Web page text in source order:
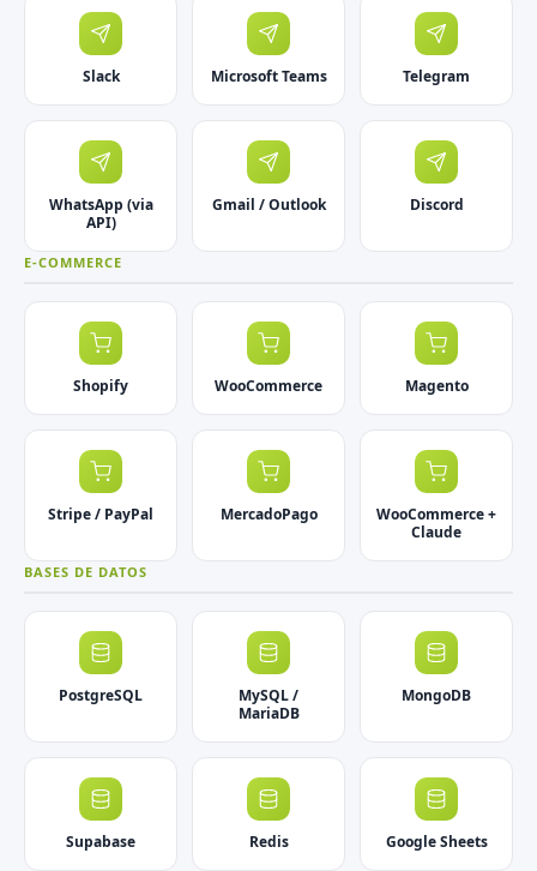
Slack Microsoft Teams Telegram
WhatsApp (via
API)
Gmail / Outlook Discord
E-COMMERCE
Shopify WooCommerce Magento
Stripe / PayPal MercadoPago
WooCommerce +
Claude
BASES DE DATOS
PostgreSQL
MySQL /
MariaDB
MongoDB
Supabase Redis Google Sheets